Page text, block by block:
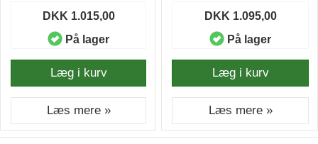
DKK 1.015,00
På lager
Læg i kurv
Læs mere »
DKK 1.095,00
På lager
Læg i kurv
Læs mere »